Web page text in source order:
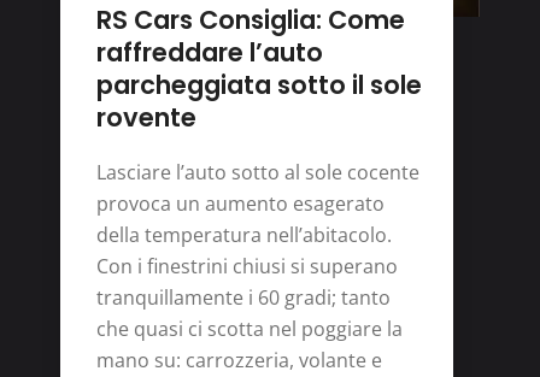
RS Cars Consiglia: Come
raffreddare l’auto
parcheggiata sotto il sole
rovente
Lasciare l’auto sotto al sole cocente
provoca un aumento esagerato
della temperatura nell’abitacolo.
Con i finestrini chiusi si superano
tranquillamente i 60 gradi; tanto
che quasi ci scotta nel poggiare la
mano su: carrozzeria, volante e